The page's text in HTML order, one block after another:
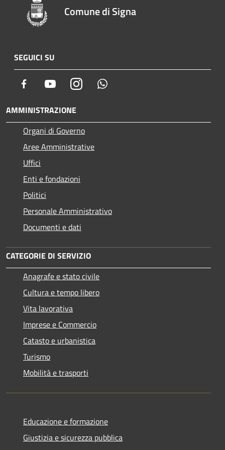
Comune di Signa
SEGUICI SU
Facebook YoutubeInstagram
AMMINISTRAZIONE
Organi di Governo
Aree Amministrative
Uffici
Enti e fondazioni
Politici
Personale Amministrativo
Documenti e dati
CATEGORIE DI SERVIZIO
Anagrafe e stato civile
Cultura e tempo libero
Vita lavorativa
Imprese e Commercio
Catasto e urbanistica
Turismo
Mobilità e trasporti
Educazione e formazione
Giustizia e sicurezza pubblica